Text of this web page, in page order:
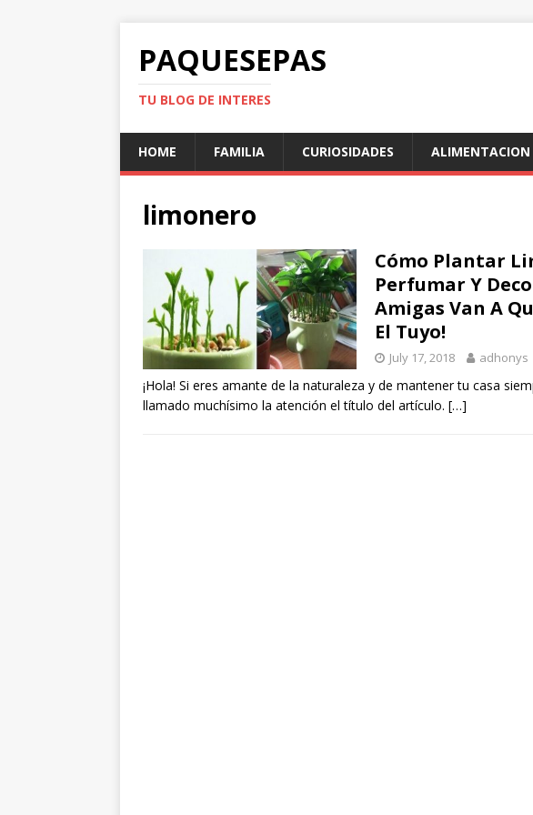
PAQUESEPAS
TU BLOG DE INTERES
HOME FAMILIA CURIOSIDADES ALIMENTACION
limonero
Cómo Plantar
Perfumar Y
Amigas Van A
El Tuyo!
July 17, 2018 adhonys
¡Hola! Si eres amante de la naturaleza y de mantener tu casa
llamado muchísimo la atención el título del artículo. […]